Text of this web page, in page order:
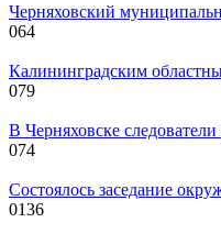
Черняховский
064
Калининградским
079
В Черняховске
074
Состоялось заседание
0136